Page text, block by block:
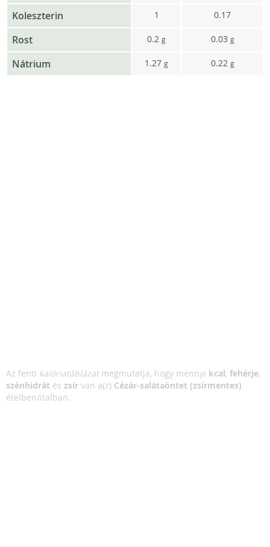
Koleszterin 1 0.17
Rost 0.2 g 0.03 g
Nátrium 1.27 g 0.22 g
Az fenti kalóriatáblázatmegmutatja, hogy mennyi kcal, fehérje,
szénhidrát és zsír van a(z) Cézár-salátaöntet (zsírmentes)
ételben/italban.